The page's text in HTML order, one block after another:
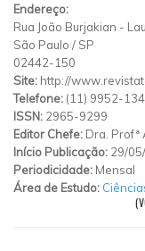
Endereço:
Rua João Burjakian -
São Paulo / SP
02442-150
Site: http://
Telefone: (11) 9952-
ISSN: 2965-9299
Editor Chefe: Dra. Profª
Início Publicação: 29/
Periodicidade: Mensal
Área de Estudo: